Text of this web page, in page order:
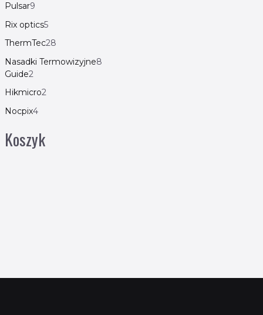
Pulsar9
Rix optics5
ThermTec28
Nasadki Termowizyjne8
Guide2
Hikmicro2
Nocpix4
Koszyk